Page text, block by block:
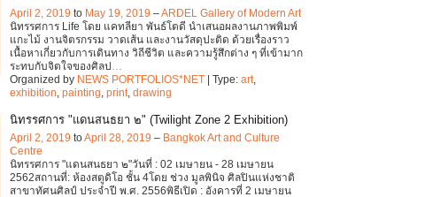
April 2, 2019 to May 19, 2019 –ARDEL Gallery of Modern Art
นิทรรศการ Life โดย แคทลียา พันธ์โตดี นำเสนอผลงานภาพพิมพ์
แกะไม้ งานจิตรกรรม วาดเส้น และงานวัสดุปะติด ด้วยเรื่องราว
เนื้อหาเกี่ยวกับการเดินทาง วิถีชีวิต และความรู้สึกต่าง ๆ ที่เข้ามาก
ระทบกับจิตใจของศิลป
Organized by NEWS PORTFOLIOS*NET | Type: art
exhibition painting print drawing
นิทรรศการ "แดนสนธยา ๒" (Twilight Zone 2 Exhibition)
April 2, 2019 toApril 28, 2019 – Bangkok Art and Culture
Centre
นิทรรศการ "แดนสนธยา ๒"วันที่ : 02 เมษายน - 28 เมษายน
2562สถานที่: ห้องสตูดิโอ ชั้น 4โดย ช่วง มูลพินิจ ศิลปินแห่งชาติ
สาขาทัศนศิลป์ ประจำปี พ.ศ. 2556พิธีเปิด : อังคารที่ 2 เมษายน